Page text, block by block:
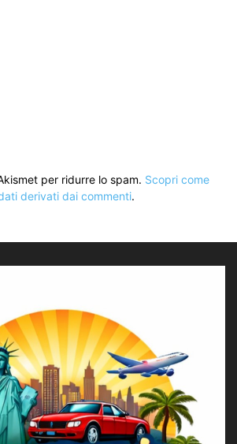
per ridurre lo spam. Scopri come
derivati dai commenti.